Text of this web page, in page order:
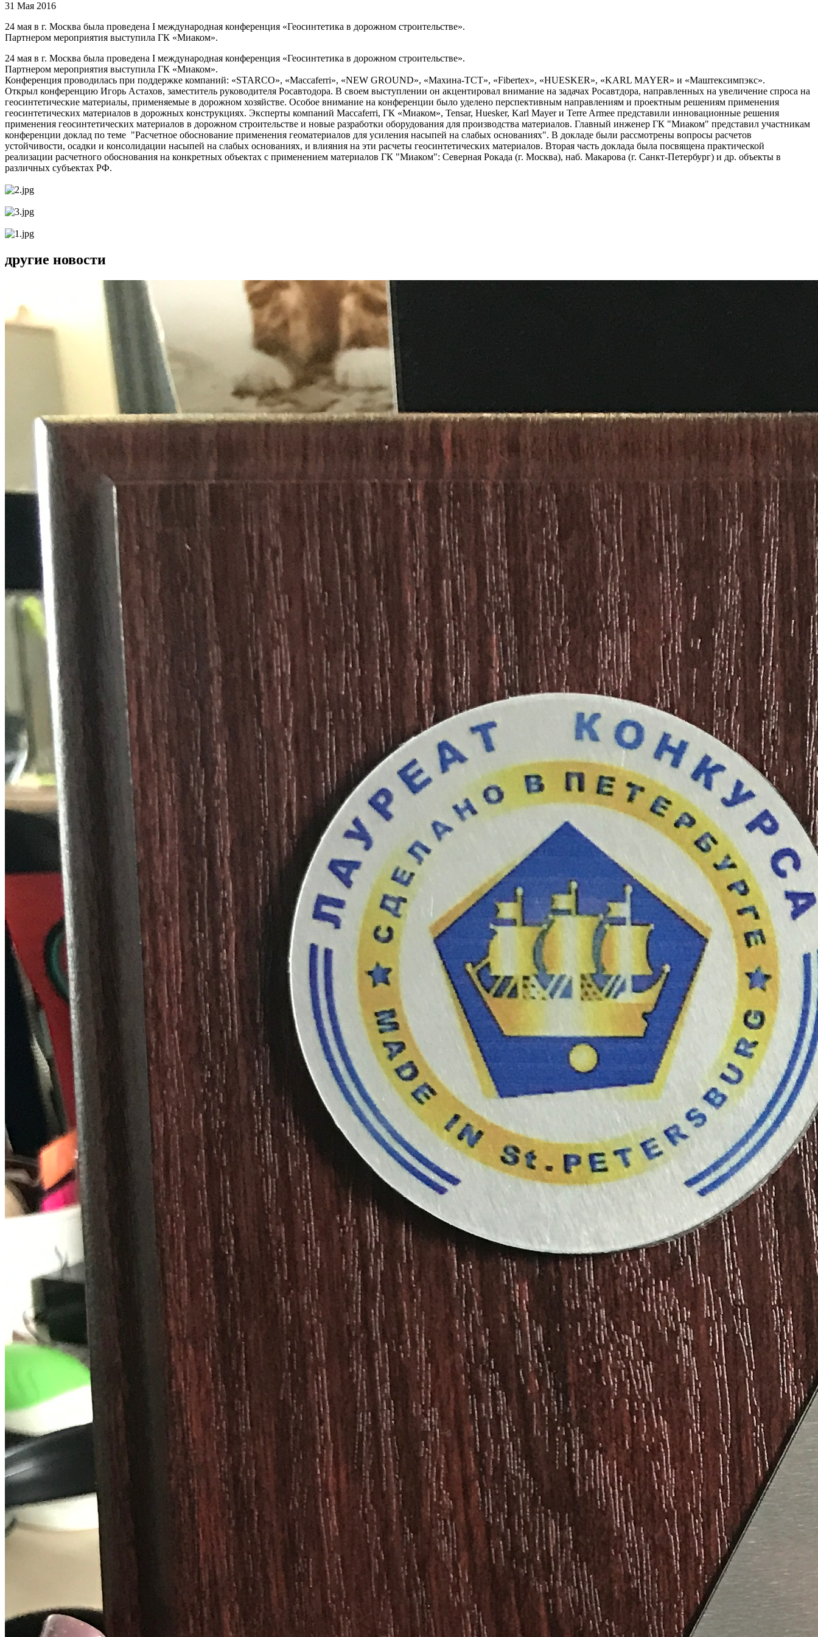
31 Мая 2016
24 мая в г. Москва была проведена I международная конференция «Геосинтетика в дорожном строительстве».
Партнером мероприятия выступила ГК «Миаком».
24 мая в г. Москва была проведена I международная конференция «Геосинтетика в дорожном строительстве».
Партнером мероприятия выступила ГК «Миаком».
Конференция проводилась при поддержке компаний: «STARCO», «Maccaferri», «NEW GROUND», «Махина-ТСТ», «Fibertex», «HUESKER», «KARL MAYER» и «Маштексимпэкс».
Открыл конференцию Игорь Астахов, заместитель руководителя Росавтодора. В своем выступлении он акцентировал внимание на задачах Росавтдора, направленных на увеличение спроса на
геосинтетические материалы, применяемые в дорожном хозяйстве. Особое внимание на конференции было уделено перспективным направлениям и проектным решениям применения
геосинтетических материалов в дорожных конструкциях. Эксперты компаний Maccaferri, ГК «Миаком», Tensar, Huesker, Karl Mayer и Terre Armee представили инновационные решения
применения геосинтетических материалов в дорожном строительстве и новые разработки оборудования для производства материалов. Главный инженер ГК "Миаком" представил участникам
конференции доклад по теме "Расчетное обоснование применения геоматериалов для усиления насыпей на слабых основаниях". В докладе были рассмотрены вопросы расчетов
устойчивости, осадки и консолидации насыпей на слабых основаниях, и влияния на эти расчеты геосинтетических материалов. Вторая часть доклада была посвящена практической
реализации расчетного обоснования на конкретных объектах с применением материалов ГК "Миаком": Северная Рокада (г. Москва), наб. Макарова (г. Санкт-Петербург) и др. объекты в
различных субъектах РФ.
другие новости